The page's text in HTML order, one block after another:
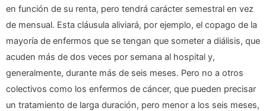
en función de su renta, pero tendrá carácter semestral en vez
de mensual. Esta cláusula aliviará, por ejemplo, el copago de la
mayoría de enfermos que se tengan que someter a diálisis, que
acuden más de dos veces por semana al hospital y,
generalmente, durante más de seis meses. Pero no a otros
colectivos como los enfermos de cáncer, que pueden precisar
un tratamiento de larga duración, pero menor a los seis meses,